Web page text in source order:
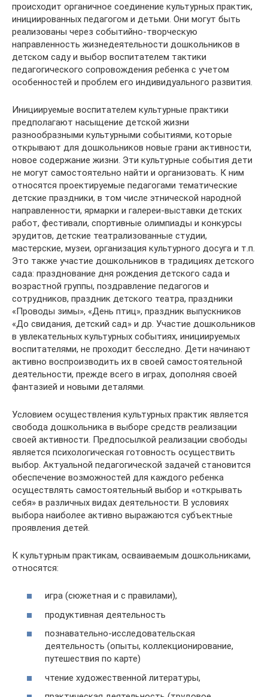
происходит органичное соединение культурных практик,
инициированных педагогом и детьми. Они могут быть
реализованы через событийно-творческую
направленность жизнедеятельности дошкольников в
детском саду и выбор воспитателем тактики
педагогического сопровождения ребенка с учетом
особенностей и проблем его индивидуального развития.
Инициируемые воспитателем культурные практики
предполагают насыщение детской жизни
разнообразными культурными событиями, которые
открывают для дошкольников новые грани активности,
новое содержание жизни. Эти культурные события дети
не могут самостоятельно найти и организовать. К ним
относятся проектируемые педагогами тематические
детские праздники, в том числе этнической народной
направленности, ярмарки и галереи-выставки детских
работ, фестивали, спортивные олимпиады и конкурсы
эрудитов, детские театрализованные студии,
мастерские, музеи, организация культурного досуга и т.п.
Это также участие дошкольников в традициях детского
сада: празднование дня рождения детского сада и
возрастной группы, поздравление педагогов и
сотрудников, праздник детского театра, праздники
«Проводы зимы», «День птиц», праздник выпускников
«До свидания, детский сад» и др. Участие дошкольников
в увлекательных культурных событиях, инициируемых
воспитателями, не проходит бесследно. Дети начинают
активно воспроизводить их в своей самостоятельной
деятельности, прежде всего в играх, дополняя своей
фантазией и новыми деталями.
Условием осуществления культурных практик является
свобода дошкольника в выборе средств реализации
своей активности. Предпосылкой реализации свободы
является психологическая готовность осуществить
выбор. Актуальной педагогической задачей становится
обеспечение возможностей для каждого ребенка
осуществлять самостоятельный выбор и «открывать
себя» в различных видах деятельности. В условиях
выбора наиболее активно выражаются субъектные
проявления детей.
К культурным практикам, осваиваемым дошкольниками,
относятся:
игра (сюжетная и с правилами),
продуктивная деятельность
познавательно-исследовательская
деятельность (опыты, коллекционирование,
путешествия по карте)
чтение художественной литературы,